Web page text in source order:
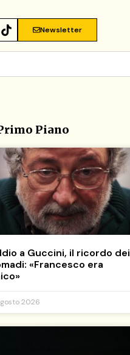
Newsletter
Piano
a Guccini, il ricordo dei
«Francesco era
2026